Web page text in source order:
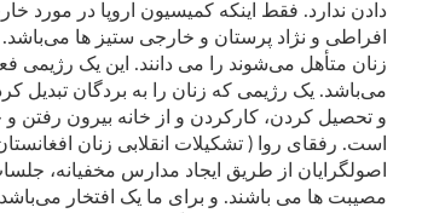
دادن ندارد. فقط اینکه کمیسیون اروپا در مورد
افراطی و نژاد پرستان و خارجی ستیز ها
زنان متأهل می‌شوند را می دانند. این یک رژیمی
می‌باشد. یک رژیمی که زنان را به بردگان تبدیل
و تحصیل کردن، کارکردن و از خانه بیرون رفتن
است. رفقای روا ( تشکیلات انقلابی زنان
اصولگرایان از طریق ایجاد مدارس مخفیانه،
مصیبت ها می باشند. و برای ما یک افتخار